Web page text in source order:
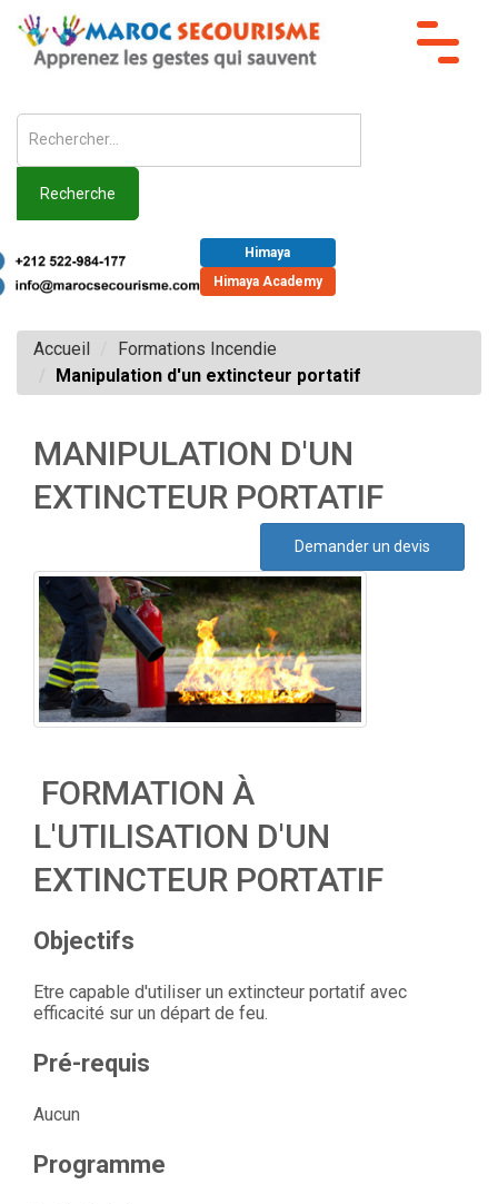
Recherche
Himaya
Himaya Academy
Toggle
Accueil
Formations Incendie
Manipulation d'un extincteur portatif
MANIPULATION D'UN
EXTINCTEUR PORTATIF
Demander un devis
FORMATION À
L'UTILISATION D'UN
EXTINCTEUR PORTATIF
Objectifs
Etre capable d'utiliser un extincteur portatif avec
efficacité sur un départ de feu.
Pré-requis
Aucun
Programme